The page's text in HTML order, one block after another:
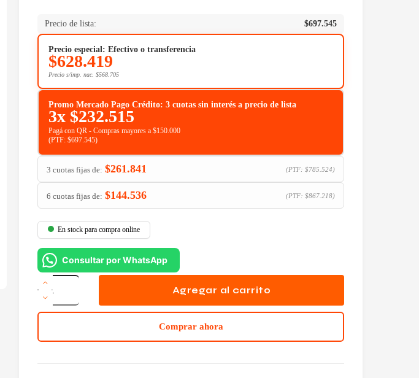
Precio de lista: $697.545
Precio especial: Efectivo o transferencia
$628.419
Precio s/imp. nac. $568.705
Promo Mercado Pago Crédito: 3 cuotas sin interés a precio de lista
3x $232.515
Pagá con QR - Compras mayores a $150.000
(PTF: $697.545)
3 cuotas fijas de: $261.841 (PTF: $785.524)
6 cuotas fijas de: $144.536 (PTF: $867.218)
En stock para compra online
Consultar por WhatsApp
Combo
AMD
Ryzen
5
A520
Agregar al carrito
Comprar ahora